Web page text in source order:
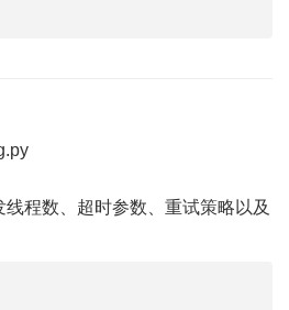
程数、超时参数、重试策略以及